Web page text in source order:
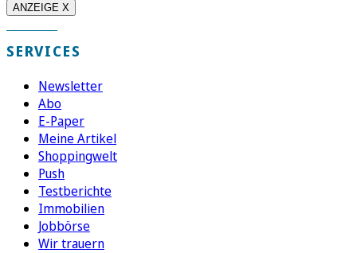
ANZEIGE X
SERVICES
Newsletter
Abo
E-Paper
Meine Artikel
Shoppingwelt
Push
Testberichte
Immobilien
Jobbörse
Wir trauern